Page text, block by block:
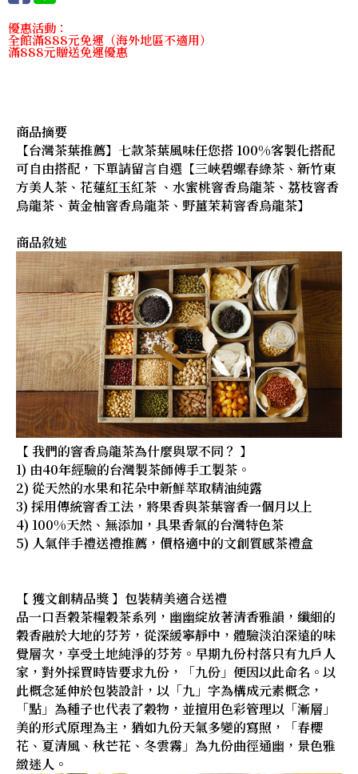
優惠活動：
全館滿888元免運（海外地區不適用）
滿888元贈送免運優惠
商品摘要
【台灣茶葉推薦】七款茶葉風味任您搭 100%客製化搭配
可自由搭配，下單請留言自選【三峽碧螺春綠茶、新竹東
方美人茶、花蓮紅玉紅茶 、水蜜桃窨香烏龍茶、荔枝窨香
烏龍茶、黃金柚窨香烏龍茶、野薑茉莉窨香烏龍茶】
商品敘述
【 我們的窨香烏龍茶為什麼與眾不同？ 】
1) 由40年經驗的台灣製茶師傅手工製茶。
2) 從天然的水果和花朵中新鮮萃取精油純露
3) 採用傳統窨香工法，將果香與茶葉窨香一個月以上
4) 100%天然、無添加，具果香氣的台灣特色茶
5) 人氣伴手禮送禮推薦，價格適中的文創質感茶禮盒
【 獲文創精品獎 】包裝精美適合送禮
品一口吾穀茶糧穀茶系列，幽幽綻放著清香雅韻，纖細的
穀香融於大地的芬芳，從深緩寧靜中，體驗淡泊深遠的味
覺層次，享受土地純淨的芬芳。早期九份村落只有九戶人
家，對外採買時皆要求九份，「九份」便因以此命名。以
此概念延伸於包裝設計，以「九」字為構成元素概念，
「點」為種子也代表了穀物，並擅用色彩管理以「漸層」
美的形式原理為主，猶如九份天氣多變的寫照，「春櫻
花、夏清風、秋芒花、冬雲霧」為九份曲徑通幽，景色雅
緻迷人。